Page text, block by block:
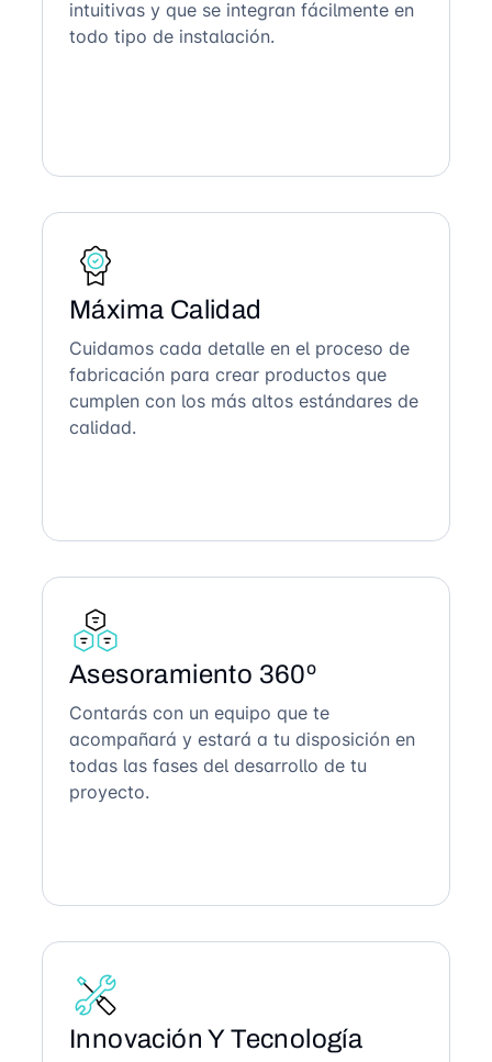
intuitivas y que se integran fácilmente en
todo tipo de instalación.
Máxima Calidad
Cuidamos cada detalle en el proceso de
fabricación para crear productos que
cumplen con los más altos estándares de
calidad.
Asesoramiento 360º
Contarás con un equipo que te
acompañará y estará a tu disposición en
todas las fases del desarrollo de tu
proyecto.
Innovación Y Tecnología